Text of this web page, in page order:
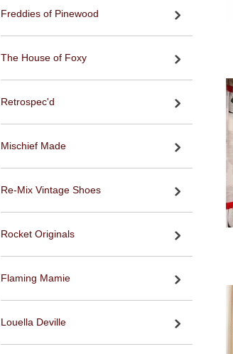
Freddies of Pinewood
The House of Foxy
Retrospec'd
Mischief Made
Re-Mix Vintage Shoes
Rocket Originals
Flaming Mamie
Louella Deville